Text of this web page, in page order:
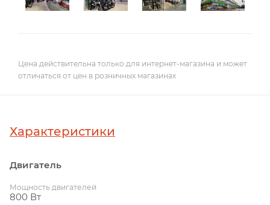
Цена действительна только для интернет-магазина и может
отличаться от цен в розничных магазинах
Характеристики
Двигатель
Мощность двигателей
800 Вт